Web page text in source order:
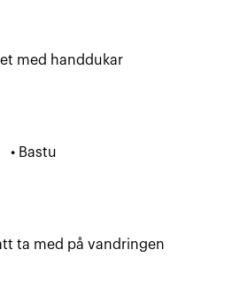
med handdukar
• Bastu
ta med på vandringen